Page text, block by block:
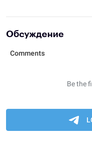
Обсуждение